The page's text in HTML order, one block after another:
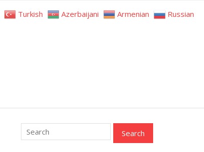
Turkish Azerbaijani Armenian Russian